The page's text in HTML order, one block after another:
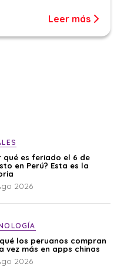
Leer más
qué es feriado el 6 de
en Perú? Esta es la
2026
los peruanos compran
vez más en apps chinas
2026